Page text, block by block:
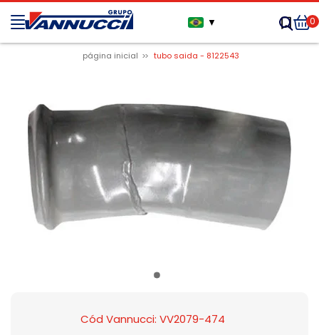
▼ 0
página inicial tubo saida - 8122543
Cód Vannucci: VV2079-474